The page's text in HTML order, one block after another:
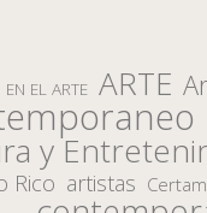
EL ARTE ARTE
y
Rico artistas